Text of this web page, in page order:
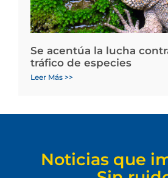
Se acentúa la lucha
tráfico de especies
Leer Más >>
Noticias que